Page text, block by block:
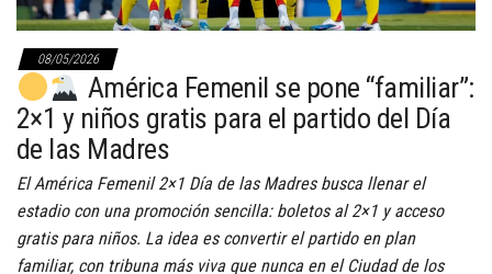
08/05/2026
América Femenil se pone “familiar”:
2×1 y niños gratis para el partido del Día
de las Madres
El América Femenil 2×1 Día de las Madres busca llenar el
estadio con una promoción sencilla: boletos al 2×1 y acceso
gratis para niños. La idea es convertir el partido en plan
familiar, con tribuna más viva que nunca en el Ciudad de los